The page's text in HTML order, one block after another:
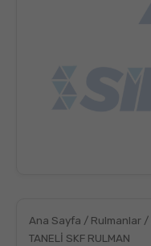
Ana Sayfa / Rulmanlar /
TANELİ SKF RULMAN